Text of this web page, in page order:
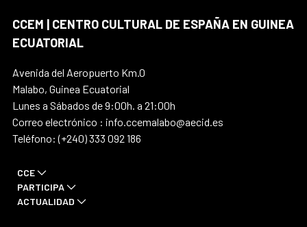
CCEM | CENTRO CULTURAL DE ESPAÑA EN GUINEA
ECUATORIAL
Avenida del Aeropuerto Km.0
Malabo, Guinea Ecuatorial
Lunes a Sábados de 9:00h. a 21:00h
Correo electrónico : info.ccemalabo@aecid.es
Teléfono: (+240) 333 092 186
CCE
PARTICIPA
ACTUALIDAD